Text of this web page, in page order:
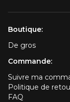
Boutique:
De gros
Commande:
Suivre ma
Politique de
FAQ